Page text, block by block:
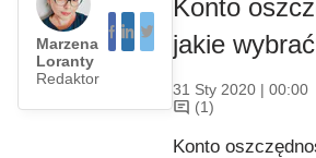
Marzena
Loranty
Redaktor
Konto
jakie
31 Sty 2020 | 00:00
(1)
Konto